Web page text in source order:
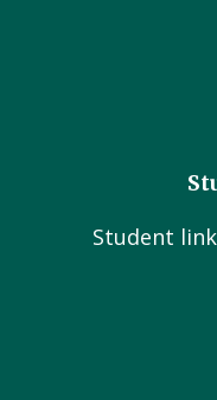
Student